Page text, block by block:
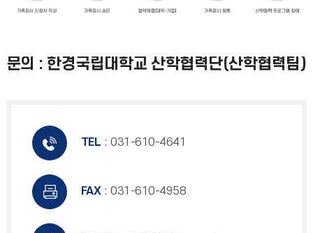
문의 : 한경국립대학교 산학협력단(산학협력팀)
TEL : 031-610-4641
FAX : 031-610-4958